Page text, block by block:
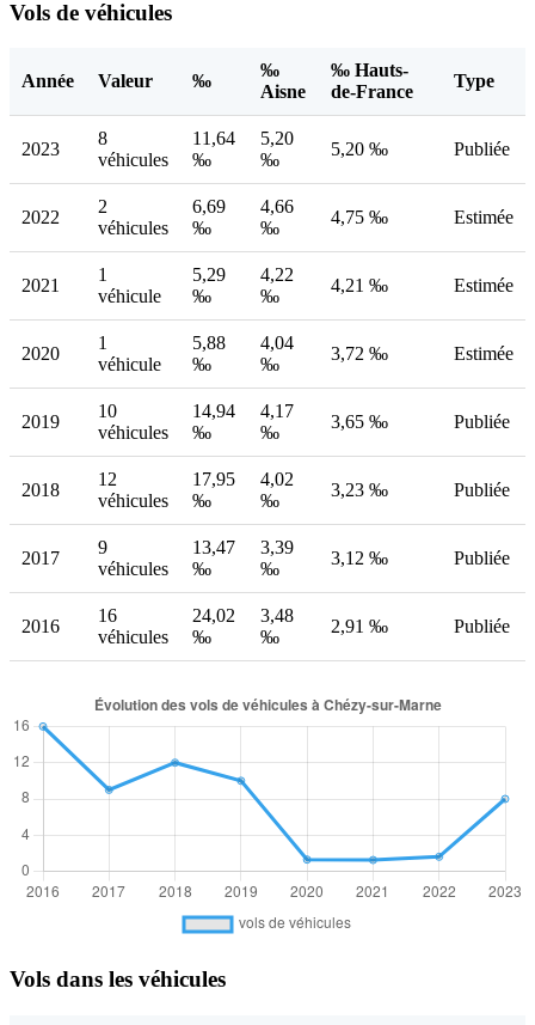
Vols de véhicules
Année Valeur ‰
‰
Aisne
‰ Hauts-
de-France
Type
2023
8
véhicules
11,64
‰
5,20
‰
5,20 ‰ Publiée
2022
2
véhicules
6,69
‰
4,66
‰
4,75 ‰ Estimée
2021
1
véhicule
5,29
‰
4,22
‰
4,21 ‰ Estimée
2020
1
véhicule
5,88
‰
4,04
‰
3,72 ‰ Estimée
2019
10
véhicules
14,94
‰
4,17
‰
3,65 ‰ Publiée
2018
12
véhicules
17,95
‰
4,02
‰
3,23 ‰ Publiée
2017
9
véhicules
13,47
‰
3,39
‰
3,12 ‰ Publiée
2016
16
véhicules
24,02
‰
3,48
‰
2,91 ‰ Publiée
Vols dans les véhicules